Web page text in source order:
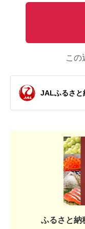
この
JALふるさと
ふるさと納